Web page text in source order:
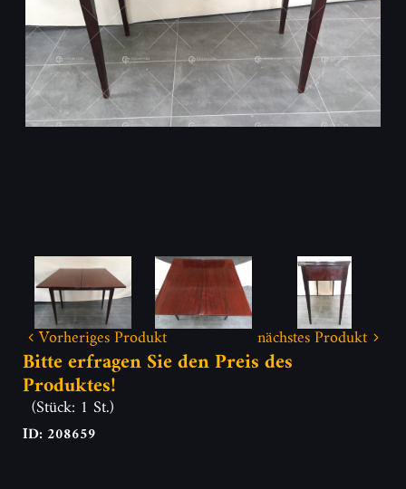
Vorheriges Produkt nächstes Produkt
Bitte erfragen Sie den Preis des
Produktes!
(Stück: 1 St.)
ID: 208659